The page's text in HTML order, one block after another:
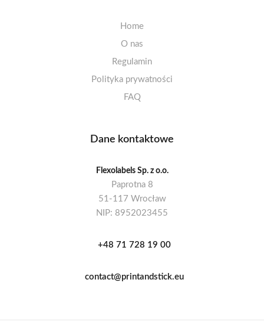
Home
O nas
Regulamin
Polityka prywatności
FAQ
Dane kontaktowe
Flexolabels Sp. z o.o.
Paprotna 8
51-117 Wrocław
NIP: 8952023455
+48 71 728 19 00
contact@printandstick.eu